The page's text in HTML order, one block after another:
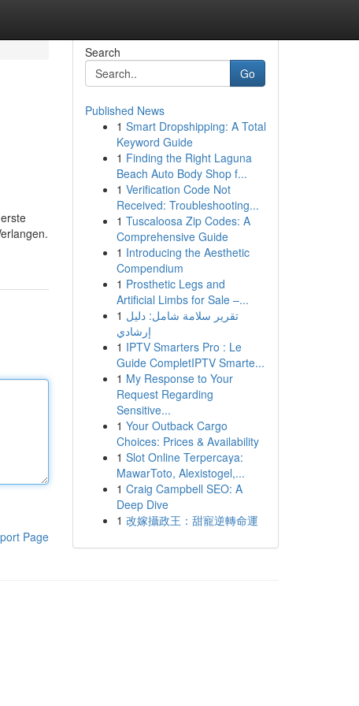
Page
Search
Go
Published News
1 Smart Dropshipping: A Total
Keyword Guide
1 Finding the Right Laguna
Beach Auto Body Shop f...
1 Verification Code Not
Received: Troubleshooting...
1 Tuscaloosa Zip Codes: A
Comprehensive Guide
1 Introducing the Aesthetic
Compendium
1 Prosthetic Legs and
Artificial Limbs for Sale –...
1 تقرير سلامة شامل: دليل
إرشادي
1 IPTV Smarters Pro : Le
Guide CompletIPTV Smarte...
1 My Response to Your
Request Regarding
Sensitive...
1 Your Outback Cargo
Choices: Prices & Availability
1 Slot Online Terpercaya:
MawarToto, Alexistogel,...
1 Craig Campbell SEO: A
Deep Dive
1 改嫁攝政王：甜寵逆轉命運